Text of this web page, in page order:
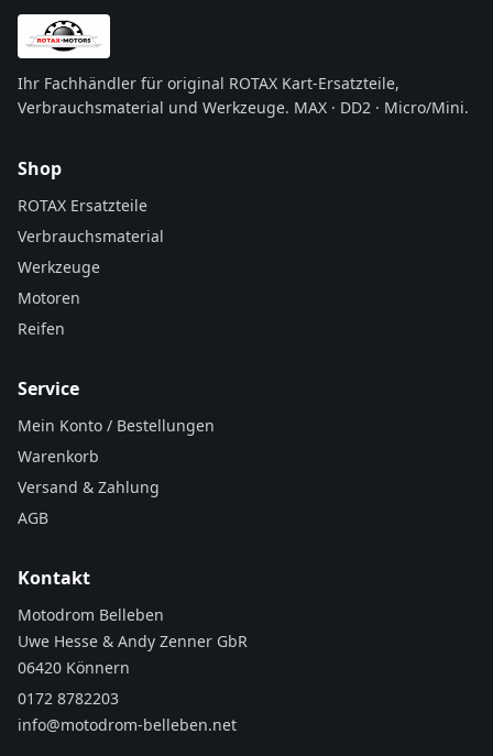
Ihr Fachhändler für original ROTAX Kart-Ersatzteile,
Verbrauchsmaterial und Werkzeuge. MAX · DD2 · Micro/Mini.
Shop
ROTAX Ersatzteile
Verbrauchsmaterial
Werkzeuge
Motoren
Reifen
Service
Mein Konto / Bestellungen
Warenkorb
Versand & Zahlung
AGB
Kontakt
Motodrom Belleben
Uwe Hesse & Andy Zenner GbR
06420 Könnern
0172 8782203
info@motodrom-belleben.net